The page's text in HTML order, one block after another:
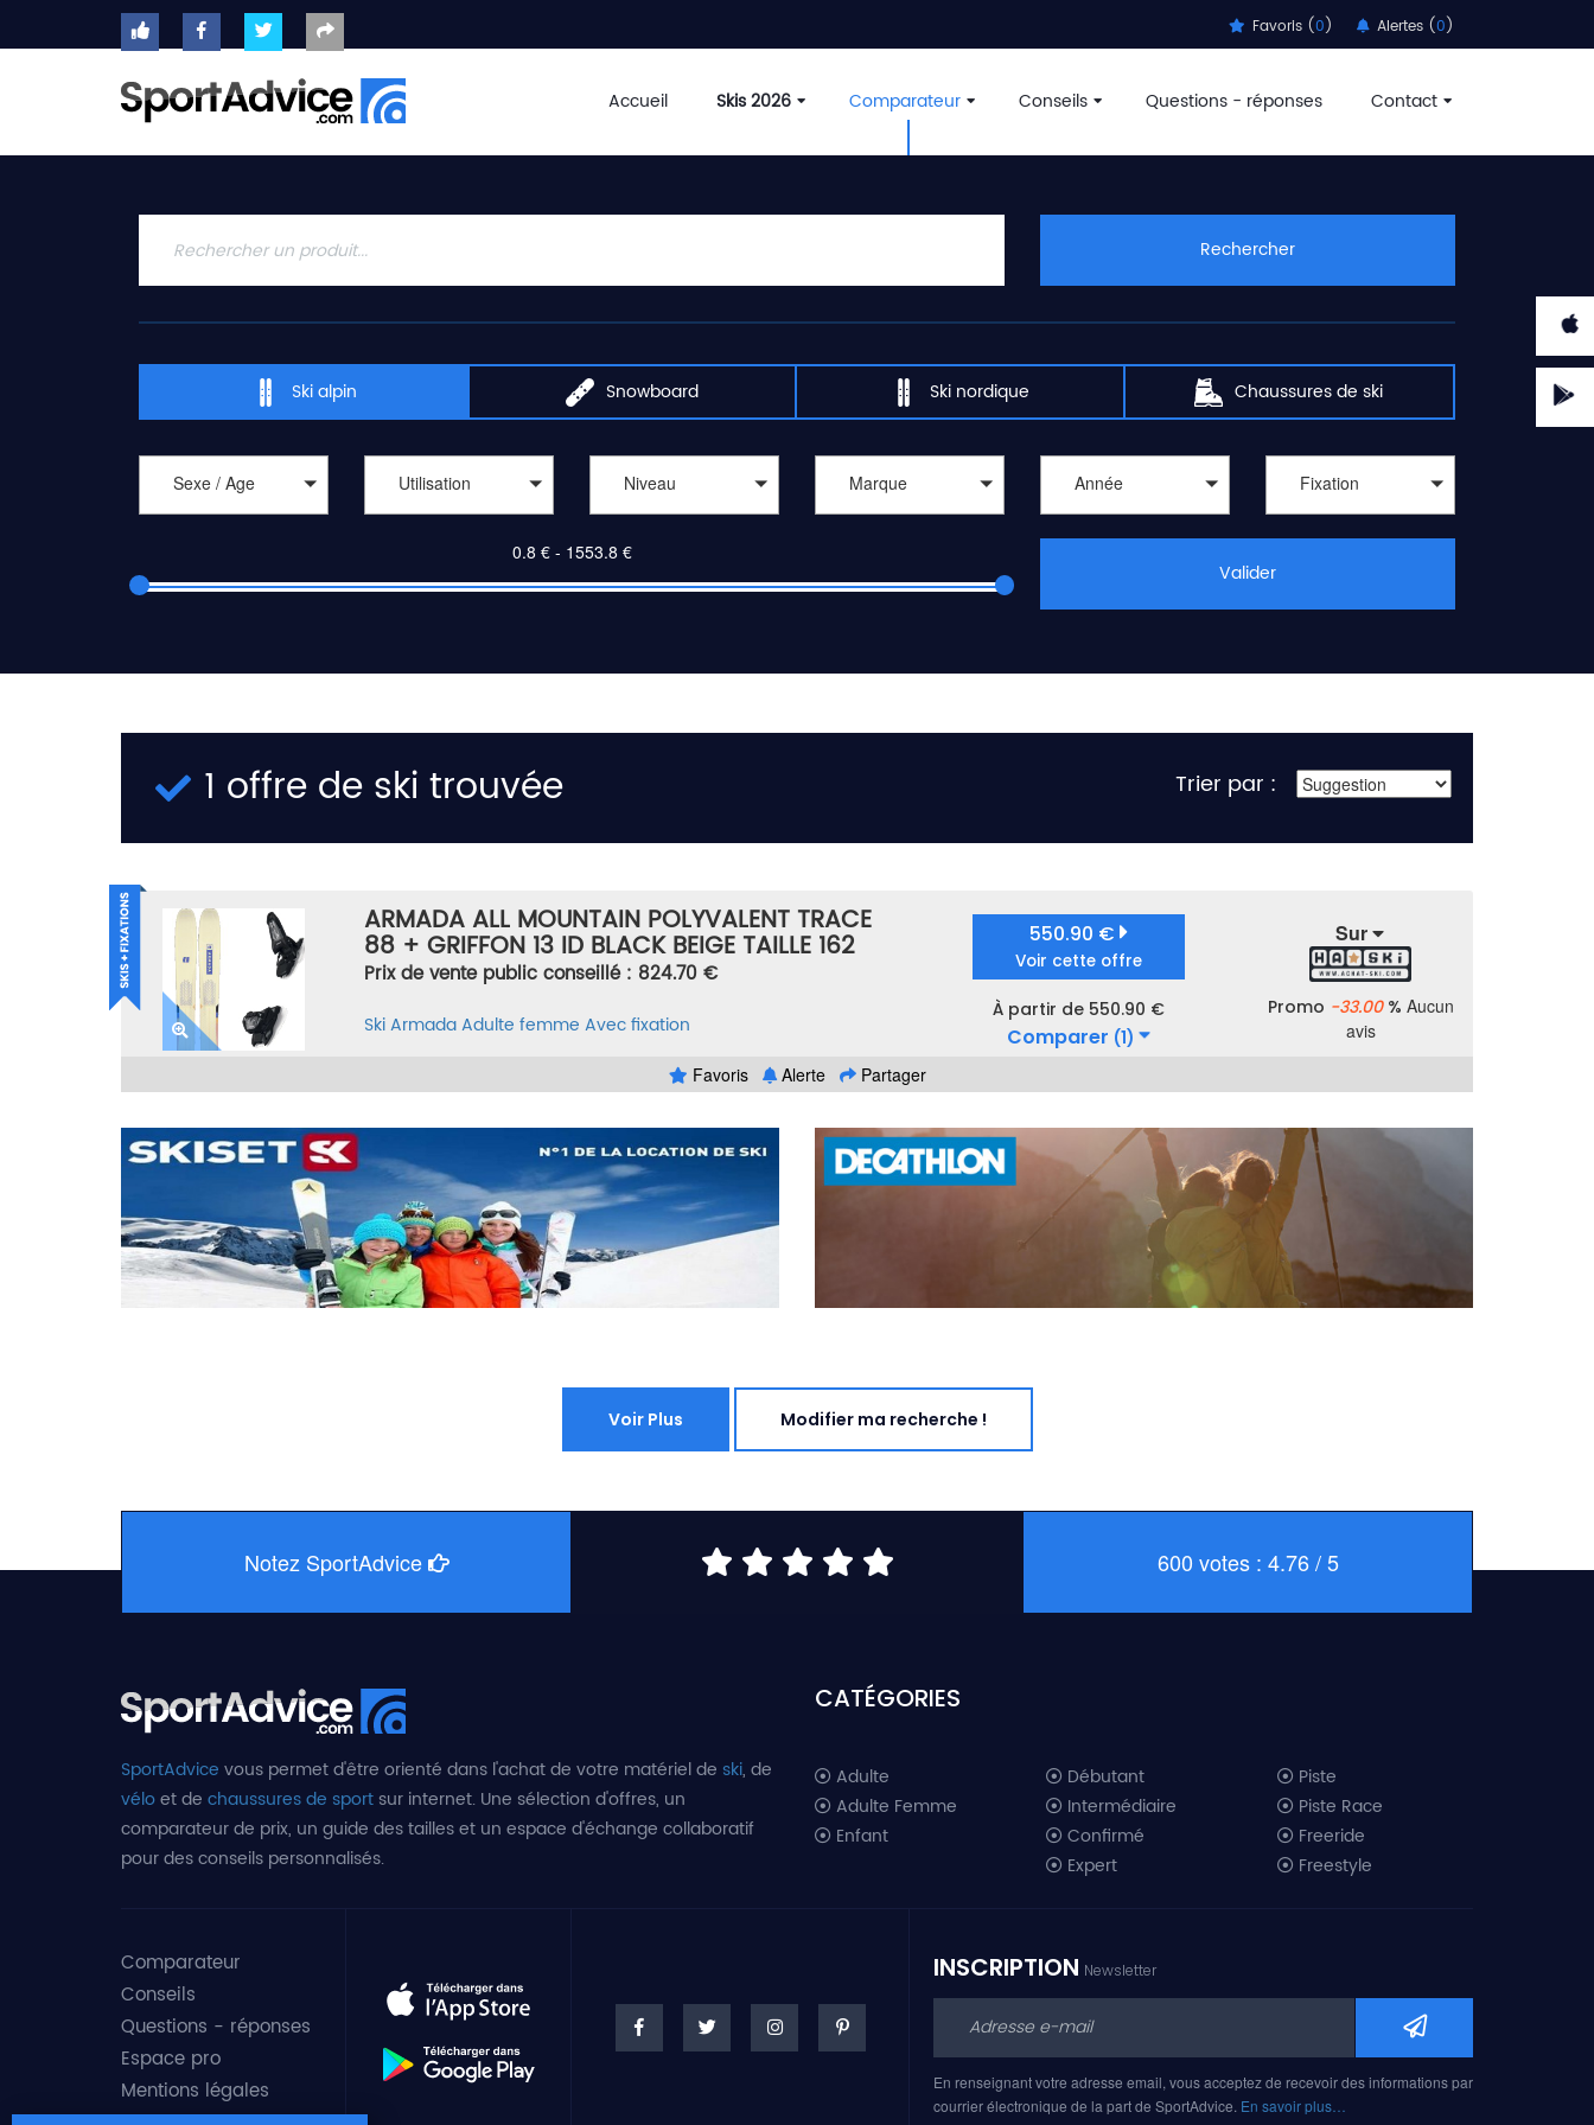
Favoris (0) Alertes (0)
Accueil Skis 2026 Comparateur Conseils Questions - réponses Contact
ACCUEIL
2020
CONSEILS
QUESTIONS
Rechercher
Ski alpin Snowboard Ski nordique Chaussures de ski
Sexe / Age Utilisation Niveau Marque Année Fixation
Valider
1 offre de ski trouvée Trier par :
ARMADA ALL MOUNTAIN POLYVALENT TRACE
88 + GRIFFON 13 ID BLACK BEIGE TAILLE 162
Prix de vente public conseillé : 824.70 €
SkiArmadaAdulte femme Avec fixation
550.90 €
Voir cette offre
À partir de 550.90 €
Comparer (1)
Sur
Promo -33.00% Aucun
avis
Favoris
Alerte Partager
Voir Plus Modifier ma recherche !
Notez SportAdvice 600 votes : 4.76 / 5
SportAdvice vous permet d'être orienté dans l'achat de votre matériel de ski, de
véloet de chaussures de sportsur internet. Une sélection d'offres, un
comparateur de prix, un guide des tailles et un espace d'échange collaboratif
pour des conseils personnalisés.
CATÉGORIES
Adulte
Adulte Femme
Enfant
Débutant
Intermédiaire
Confirmé
Expert
Piste
Piste Race
Freeride
Freestyle
Ski freeride 2019
Ski freestyle 2019
Ski AM 2019
Comparateur
Conseils
Questions - réponses
Espace pro
Mentions légales
INSCRIPTION Newsletter
En renseignant votre adresse email, vous acceptez de recevoir des informations par
courrier électronique de la part de SportAdvice. En savoir plus…